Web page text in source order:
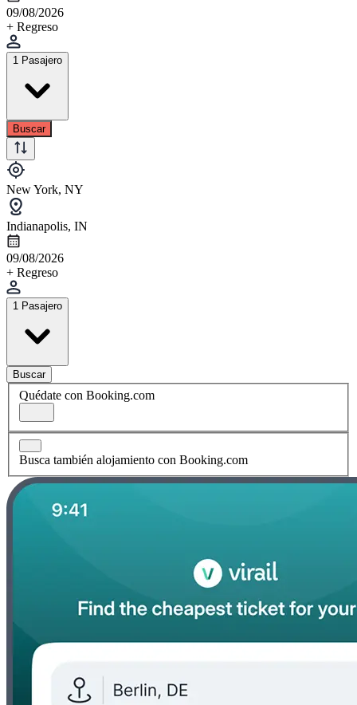
09/08/2026
+ Regreso
1 Pasajero
Buscar
New York, NY
Indianapolis, IN
09/08/2026
+ Regreso
1 Pasajero
Buscar
Quédate con Booking.com
Busca también alojamiento con Booking.com